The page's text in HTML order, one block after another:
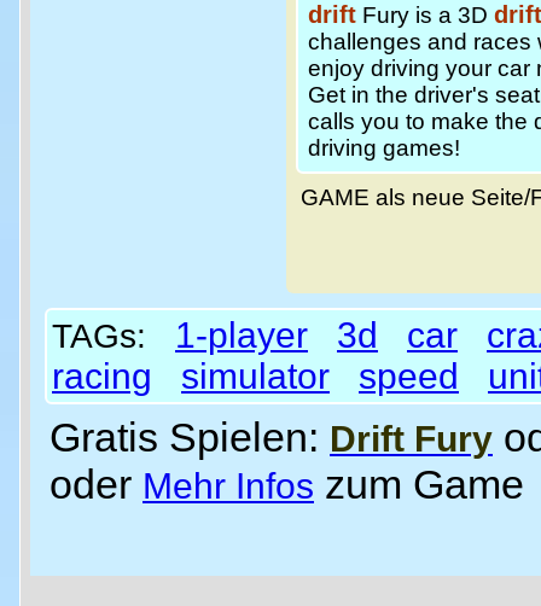
drift Fury is a 3D drift
challenges and races
enjoy driving your car
Get in the driver's
calls you to make the
driving games!
GAME als neue
TAGs: 1-player 3d car
racing
simulator speed
Gratis Spielen: Drift Fury
oder Mehr Infos zum Game